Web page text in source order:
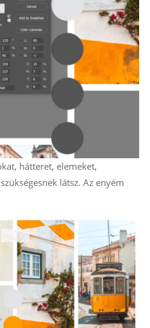
hátteret, elemeket,
látsz. Az enyém